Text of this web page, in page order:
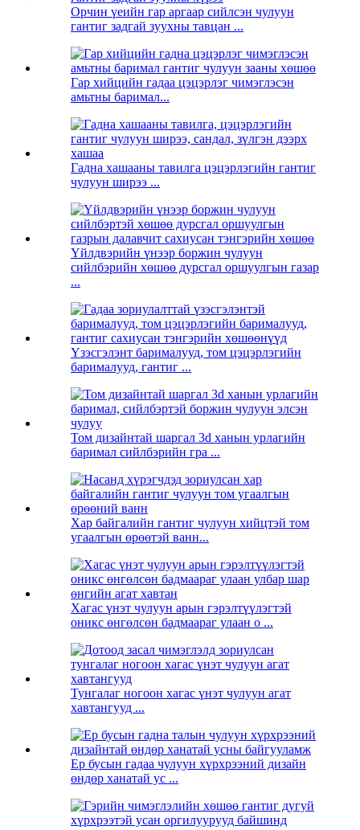
Орчин үеийн гар аргаар сийлсэн чулуун
гантиг задгай зуухны тавцан ...
Гар хийцийн гадаа цэцэрлэг чимэглэсэн
амьтны баримал...
Гадна хашааны тавилга цэцэрлэгийн гантиг
чулуун ширээ ...
Үйлдвэрийн үнээр боржин чулуун
сийлбэрийн хөшөө дурсгал оршуулгын газар
...
Үзэсгэлэнт барималууд, том цэцэрлэгийн
барималууд, гантиг ...
Том дизайнтай шаргал 3d ханын урлагийн
баримал сийлбэрийн гра ...
Хар байгалийн гантиг чулуун хийцтэй том
угаалгын өрөөтэй ванн...
Хагас үнэт чулуун арын гэрэлтүүлэгтэй
оникс өнгөлсөн бадмаараг улаан o ...
Тунгалаг ногоон хагас үнэт чулуун агат
хавтангууд ...
Ер бусын гадаа чулуун хүрхрээний дизайн
өндөр ханатай ус ...